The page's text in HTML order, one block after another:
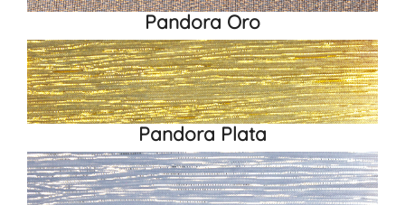
Pandora Oro
Pandora Plata